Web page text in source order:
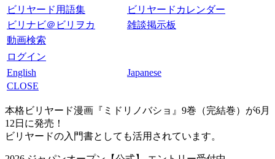
ビリヤード用語集
ビリヤードカレンダー
ビリナビ＠ビリヲカ
雑談掲示板
動画検索
ログイン
English
Japanese
CLOSE
本格ビリヤード漫画『ミドリノバショ』9巻（完結巻）が6月
12日に発売！
ビリヤードの入門書としても活用されています。